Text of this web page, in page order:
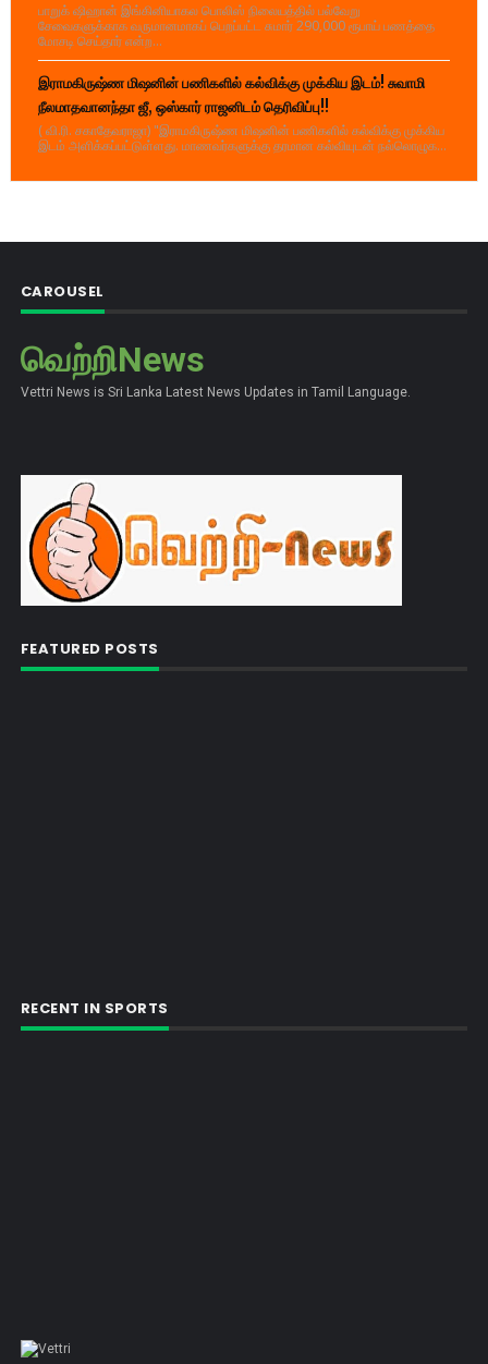
பாறுக் ஷிஹான் இங்கினியாகல பொலிஸ் நிலையத்தில் பல்வேறு
சேவைகளுக்காக வருமானமாகப் பெறப்பட்ட சுமார் 290,000 ரூபாய் பணத்தை
மோசடி செய்தார் என்ற...
இராமகிருஷ்ண மிஷனின் பணிகளில் கல்விக்கு முக்கிய இடம்! சுவாமி
நீலமாதவானந்தா ஜீ, ஒஸ்கார் ராஜனிடம் தெரிவிப்பு!!
( வி.ரி. சகாதேவராஜா) "இராமகிருஷ்ண மிஷனின் பணிகளில் கல்விக்கு முக்கிய
இடம் அளிக்கப்பட்டுள்ளது. மாணவர்களுக்கு தரமான கல்வியுடன் நல்லொழுக...
CAROUSEL
வெற்றிNews
Vettri News is Sri Lanka Latest News Updates in Tamil Language.
FEATURED POSTS
RECENT IN SPORTS